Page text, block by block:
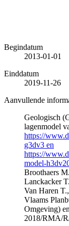
Begindatum
2013-01-01
Einddatum
2019-11-26
Aanvullende
Geologisch
lagenmodel
https://
g3dv3 en
https://
model-
Broothaers
Lanckacker
Van Haren
Vlaams
Omgeving)
2018/RMA/